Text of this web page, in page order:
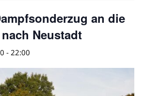
an die
Neustadt
- 22:00